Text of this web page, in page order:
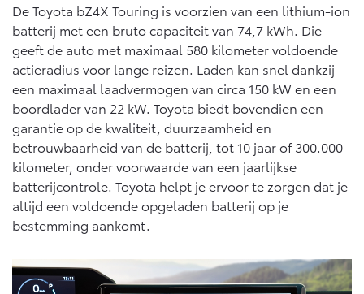
Vanaf € 89.986,-
De Toyota bZ4X Touring is voorzien van een lithium-ion
batterij met een bruto capaciteit van 74,7 kWh. Die
geeft de auto met maximaal 580 kilometer voldoende
actieradius voor lange reizen. Laden kan snel dankzij
een maximaal laadvermogen van circa 150 kW en een
boordlader van 22 kW. Toyota biedt bovendien een
garantie op de kwaliteit, duurzaamheid en
betrouwbaarheid van de batterij, tot 10 jaar of 300.000
kilometer, onder voorwaarde van een jaarlijkse
batterijcontrole. Toyota helpt je ervoor te zorgen dat je
altijd een voldoende opgeladen batterij op je
bestemming aankomt.